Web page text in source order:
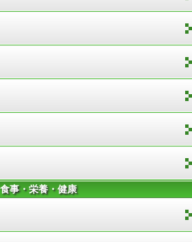
食事・栄養・健康